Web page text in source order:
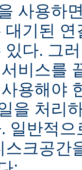
사용하
대기된
있다. 그
비스를
용해야
을 처리
일반적
스크공간